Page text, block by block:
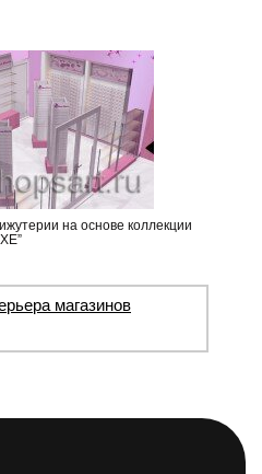
на основе коллекции
магазинов